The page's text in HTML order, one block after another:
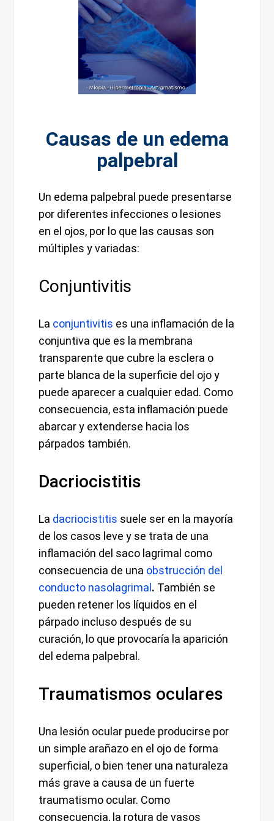
Causas de un edema
palpebral
Un edema palpebral puede presentarse
por diferentes infecciones o lesiones
en el ojos, por lo que las causas son
múltiples y variadas:
Conjuntivitis
La conjuntivitis es una inflamación de la
conjuntiva que es la membrana
transparente que cubre la esclera o
parte blanca de la superficie del ojo y
puede aparecer a cualquier edad. Como
consecuencia, esta inflamación puede
abarcar y extenderse hacia los
párpados también.
Dacriocistitis
La dacriocistitis suele ser en la mayoría
de los casos leve y se trata de una
inflamación del saco lagrimal como
consecuencia de una obstrucción del
conducto nasolagrimal . También se
pueden retener los líquidos en el
párpado incluso después de su
curación, lo que provocaría la aparición
del edema palpebral.
Traumatismos oculares
Una lesión ocular puede producirse por
un simple arañazo en el ojo de forma
superficial, o bien tener una naturaleza
más grave a causa de un fuerte
traumatismo ocular. Como
consecuencia, la rotura de vasos